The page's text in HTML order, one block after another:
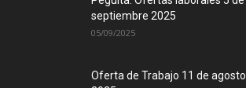
septiembre 2025
05/09/2025
Oferta de Trabajo 11 de agosto